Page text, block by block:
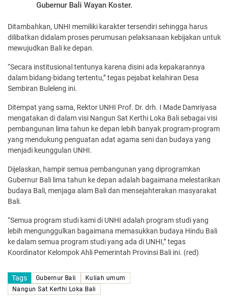
Gubernur Bali Wayan Koster.
Ditambahkan, UNHI memiliki karakter tersendiri sehingga harus
dilibatkan didalam proses perumusan pelaksanaan kebijakan untuk
mewujudkan Bali ke depan.
“Secara institusional tentunya karena disini ada kepakarannya
dalam bidang-bidang tertentu,” tegas pejabat kelahiran Desa
Sembiran Buleleng ini.
Ditempat yang sama, Rektor UNHI Prof. Dr. drh. I Made Damriyasa
mengatakan di dalam visi Nangun Sat Kerthi Loka Bali sebagai visi
pembangunan lima tahun ke depan lebih banyak program-program
yang mendukung penguatan adat agama seni dan budaya yang
menjadi keunggulan UNHI.
Dijelaskan, hampir semua pembangunan yang diprogramkan
Gubernur Bali lima tahun ke depan adalah bagaimana melestarikan
budaya Bali, menjaga alam Bali dan mensejahterakan masyarakat
Bali.
“Semua program studi kami di UNHI adalah program studi yang
lebih mengunggulkan bagaimana memasukkan budaya Hindu Bali
ke dalam semua program studi yang ada di UNHI,” tegas
Koordinator Kelompok Ahli Pemerintah Provinsi Bali ini. (red)
Tags Gubernur Bali
Kuliah umum
Nangun Sat Kerthi Loka Bali